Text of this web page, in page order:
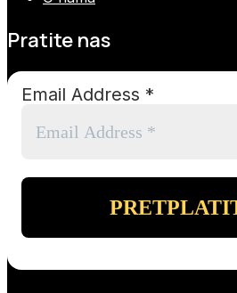
Pratite nas
Email Address *